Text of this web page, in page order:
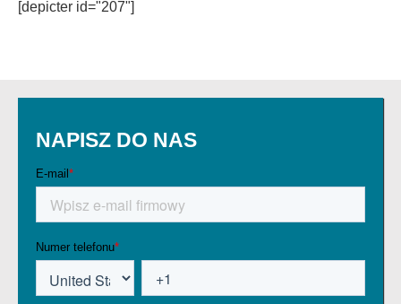
[depicter id="207"]
NAPISZ DO NAS